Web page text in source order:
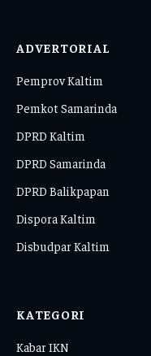
ADVERTORIAL
Pemprov Kaltim
Pemkot Samarinda
DPRD Kaltim
DPRD Samarinda
DPRD Balikpapan
Dispora Kaltim
Disbudpar Kaltim
KATEGORI
Kabar IKN